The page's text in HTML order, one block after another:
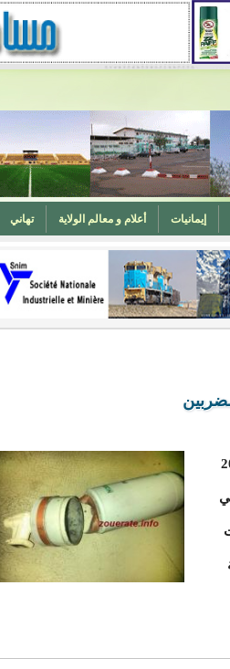
إيمانيات أعلام و معالم الولاية تهاني
الإسلامية تدعو لتوحيد خطبة الجمعة حول الحرابة
01-04-2015